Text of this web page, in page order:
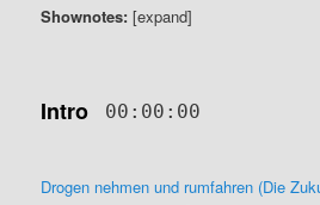
n
g
n
Shownotes:[expand]
Intro 00:00:00
Drogen nehmen und rumfahren (Die